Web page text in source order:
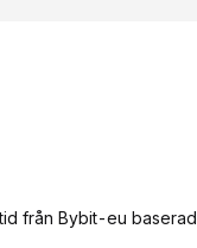
från Bybit-eu